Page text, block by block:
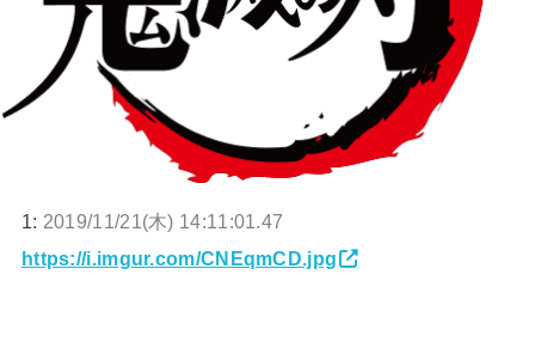
1: 2019/11/21(木) 14:11:01.47
https://i.imgur.com/CNEqmCD.jpg